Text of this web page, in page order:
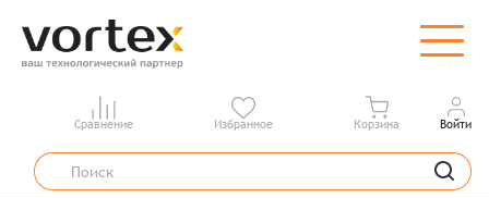
Сравнение Избранное Корзина Войти